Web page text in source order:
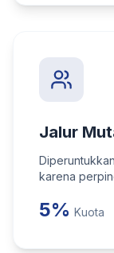
Jalur
karena
5% Kuota